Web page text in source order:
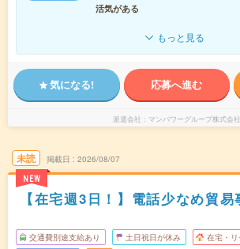
活気がある
もっと見る
気になる! 応募へ進む
派遣会社 マンパワーグループ株式会社
未読
NEW
掲載日 2026/08/07
【在宅週3日！】電話少なめ貿
交通費別途支給あり 土日祝日が休み 在宅・リ